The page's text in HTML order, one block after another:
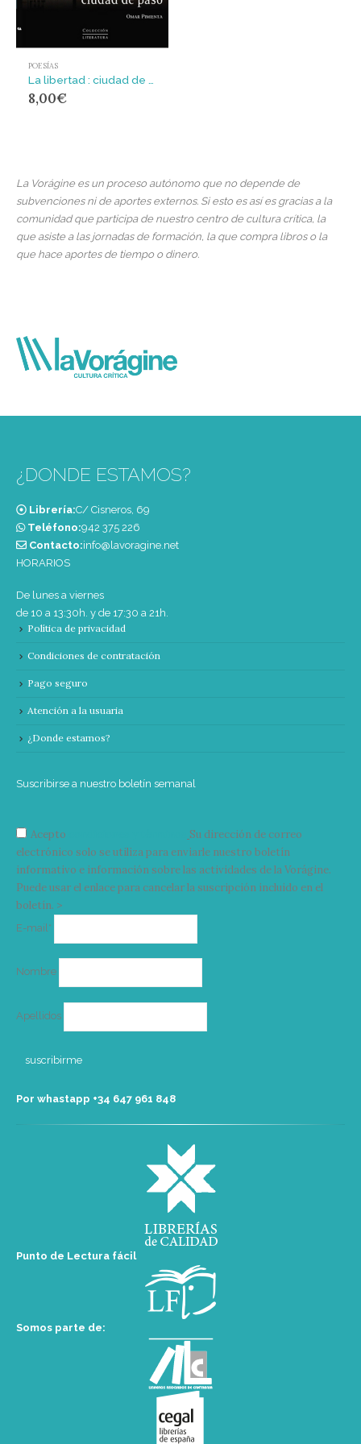
POESÍAS
8,00€
La Vorágine es un proceso autónomo que no depende de
subvenciones ni de aportes externos. Si esto es así es gracias a la
comunidad que participa de nuestro centro de cultura crítica, la
que asiste a las jornadas de formación, la que compra libros o la
que hace aportes de tiempo o dinero.
¿DONDE ESTAMOS?
Librería:C/ Cisneros, 69
Teléfono:‭942 375 226‬
Contacto:info@lavoragine.net
HORARIOS
De lunes a viernes
de 10 a 13:30h. y de 17:30 a 21h.
Política de privacidad
Condiciones de contratación
Pago seguro
Atención a la usuaria
¿Donde estamos?
Suscribirse a nuestro boletín semanal
Acepto
Su dirección de correo
electrónico solo se utiliza para enviarle nuestro boletín
informativo e información sobre las actividades de la Vorágine.
Puede usar el enlace para cancelar la suscripción incluido en el
boletín. >
E-mail*
Nombre
Apellidos
Por whastapp +34 ‭647 961 848‬
Punto de Lectura fácil
Somos parte de: